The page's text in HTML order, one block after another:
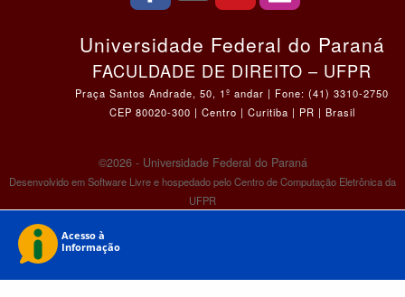
Universidade Federal do Paraná
FACULDADE DE DIREITO – UFPR
Praça Santos Andrade, 50, 1º andar | Fone: (41) 3310-2750
CEP 80020-300 | Centro | Curitiba | PR | Brasil
©2026 - Universidade Federal do Paraná
Desenvolvido em Software Livre e hospedado pelo Centro de Computação Eletrônica da
UFPR